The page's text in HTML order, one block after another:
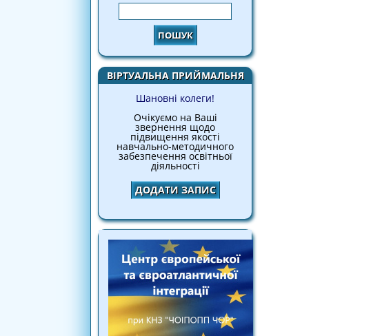
Пошук
ВІРТУАЛЬНА ПРИЙМАЛЬНЯ
Шановні колеги!
Очікуємо на Ваші
звернення щодо
підвищення якості
навчально-методичного
забезпечення освітньої
діяльності
ДОДАТИ ЗАПИС